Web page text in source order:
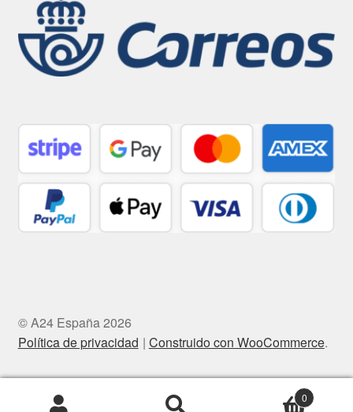
© A24 España 2026
Política de privacidad
Construido con WooCommerce.
0